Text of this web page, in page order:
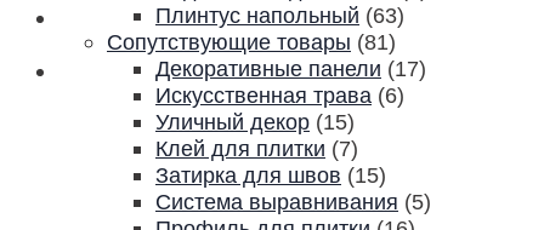
Плинтус напольный (63)
Сопутствующие товары (81)
Декоративные панели (17)
Искусственная трава (6)
Уличный декор (15)
Клей для плитки (7)
Затирка для швов (15)
Система выравнивания (5)